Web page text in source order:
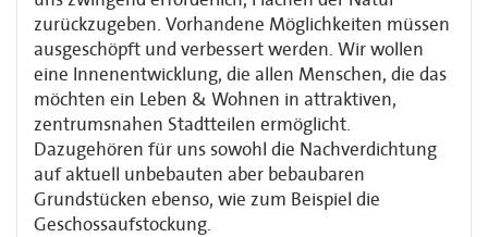
zurückzugeben. Vorhandene Möglichkeiten müssen
ausgeschöpft und verbessert werden. Wir wollen
eine Innenentwicklung, die allen Menschen, die das
möchten ein Leben & Wohnen in attraktiven,
zentrumsnahen Stadtteilen ermöglicht.
Dazugehören für uns sowohl die Nachverdichtung
auf aktuell unbebauten aber bebaubaren
Grundstücken ebenso, wie zum Beispiel die
Geschossaufstockung.